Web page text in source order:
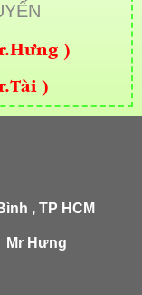
)
)
, TP HCM
Mr Hưng